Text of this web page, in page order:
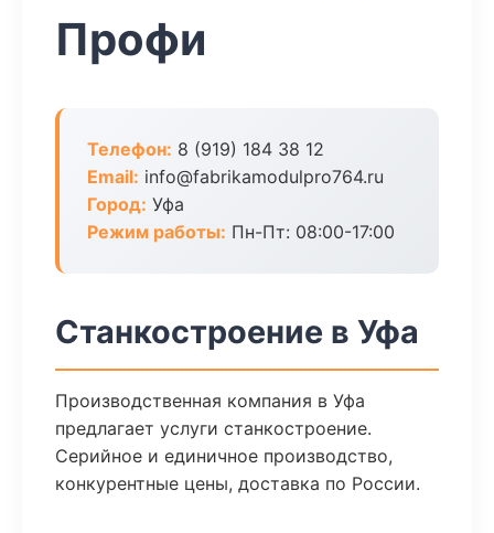
Профи
Телефон: 8 (919) 184 38 12
Email: info@fabrikamodulpro764.ru
Город: Уфа
Режим работы: Пн-Пт: 08:00-17:00
Станкостроение в Уфа
Производственная компания в Уфа
предлагает услуги станкостроение.
Серийное и единичное производство,
конкурентные цены, доставка по России.